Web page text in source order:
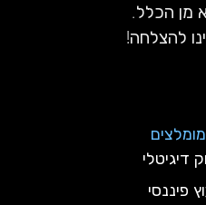
מן הכלל.
להצלחה!
דיגיטלי
פיננסי